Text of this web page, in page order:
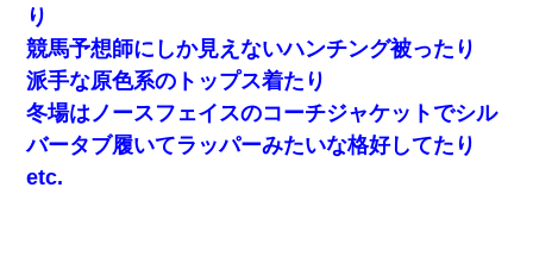
り
競馬予想師にしか見えないハンチング被ったり
派手な原色系のトップス着たり
冬場はノースフェイスのコーチジャケットでシル
バータブ履いてラッパーみたいな格好してたり
etc.